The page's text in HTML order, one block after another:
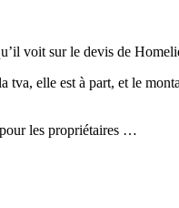
voit sur le devis de
tva, elle est à part, et le
les propriétaires …